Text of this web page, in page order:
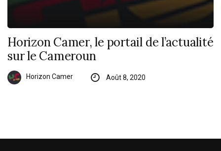
Horizon Camer, le portail de l’actualité
sur le Cameroun
Horizon Camer Août 8, 2020